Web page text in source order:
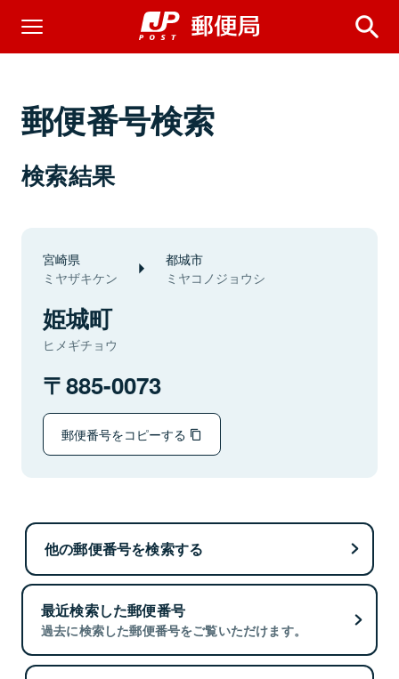
郵便番号検索
検索結果
宮崎県
ミヤザキケン
都城市
ミヤコノジョウシ
姫城町
ヒメギチョウ
885-0073
郵便番号をコピーする
他の郵便番号を検索する
最近検索した郵便番号
過去に検索した郵便番号をご覧いただけます。